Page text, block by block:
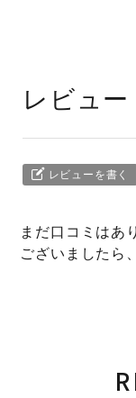
レビュー
レビューを書く
まだ口コミはあ
ございましたら